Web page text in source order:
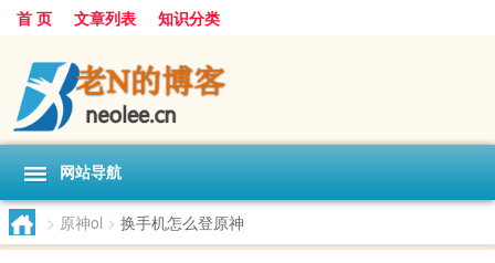
首 页 文章列表 知识分类
网站导航
> 原神ol > 换手机怎么登原神